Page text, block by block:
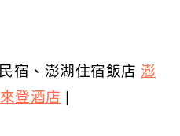
宿、澎湖住宿飯店 澎
登酒店 |